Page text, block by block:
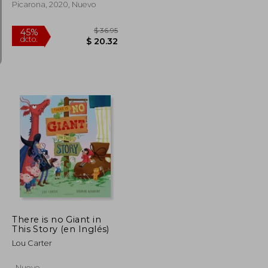
$ 29.68
$ 16.32
Picarona, 2020, Nuevo
45%
dcto.
There is no Giant in
This Story (en Inglés)
Lou Carter